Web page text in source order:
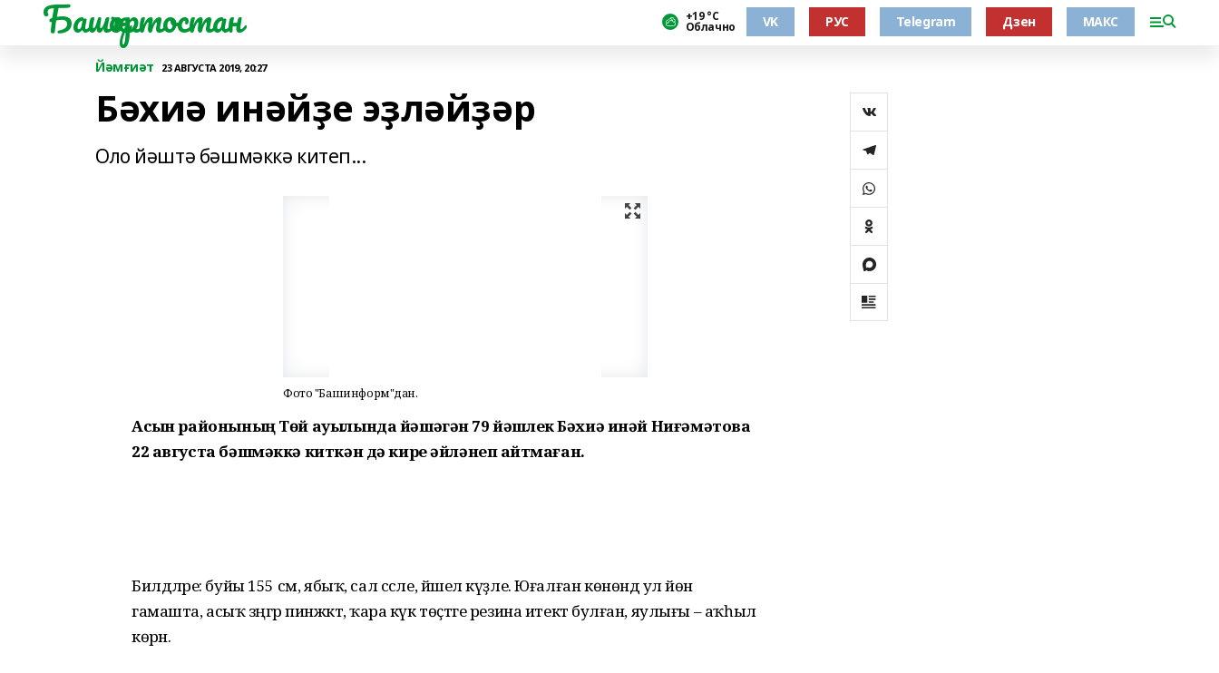
Башҡортостан +19 °С
Облачно VK РУС Telegram Дзен МАКС
Йәмғиәт 23 АВГУСТА 2019, 20:27
Бәхиә инәйҙе эҙләйҙәр
Оло йәштә бәшмәккә китеп...
Фото "Башинформ"дан.
Асҡын районының Төй ауылында йәшәгән 79 йәшлек Бәхиә инәй Ниғәмәтова
22 августа бәшмәккә киткән дә кире әйләнеп ҡайтмаған.
Билдәләре: буйы 155 см, ябыҡ, сал сәсле, йәшел күҙле. Юғалған көнөндә ул йөн
гамашта, асыҡ зәңгәр пинжәктә, ҡара күк төҫтәге резина итектә булған, яулығы – аҡһыл
көрән.